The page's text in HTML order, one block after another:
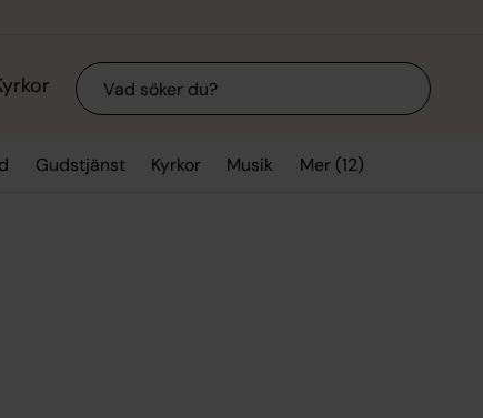
Sök
Gudstjänst Kyrkor Musik Mer (12)